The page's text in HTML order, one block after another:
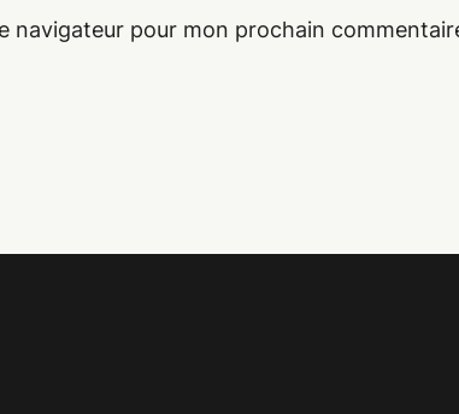
navigateur pour mon prochain